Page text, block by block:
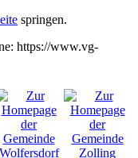
springen.
https://www.vg-